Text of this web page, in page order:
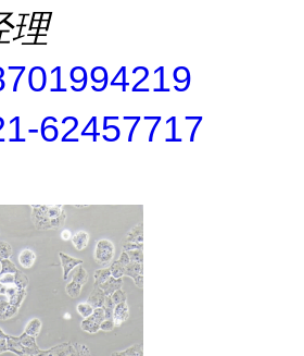
理
62457717